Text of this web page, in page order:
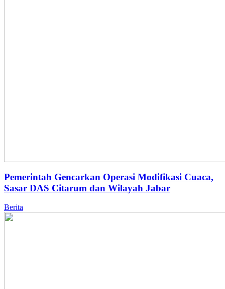
Pemerintah Gencarkan Operasi Modifikasi Cuaca,
Sasar DAS Citarum dan Wilayah Jabar
Berita